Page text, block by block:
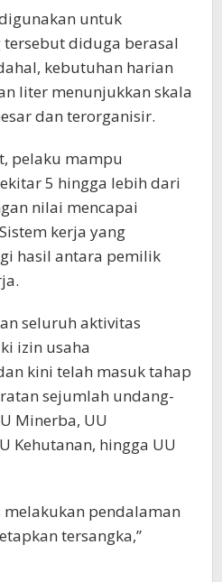
untuk
diduga berasal
kebutuhan harian
liter menunjukkan skala
dan terorganisir.
pelaku mampu
5 hingga lebih dari
nilai mencapai
kerja yang
hasil antara pemilik
seluruh aktivitas
izin usaha
kini telah masuk tahap
sejumlah undang-
Minerba, UU
Kehutanan, hingga UU
melakukan pendalaman
tersangka,”